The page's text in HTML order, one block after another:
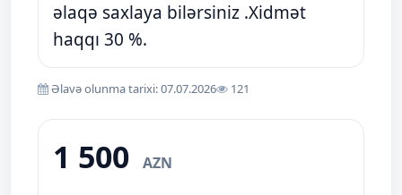
əlaqə saxlaya bilərsiniz .Xidmət
haqqı 30 %.
Əlavə olunma tarixi: 07.07.2026 121
1 500 AZN